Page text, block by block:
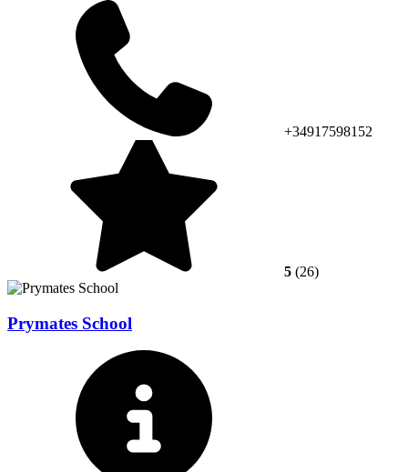
+34917598152
5 (26)
Prymates School